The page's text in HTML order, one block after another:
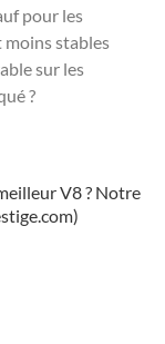
pour les
moins stables
sur les
?
V8 ? Notre